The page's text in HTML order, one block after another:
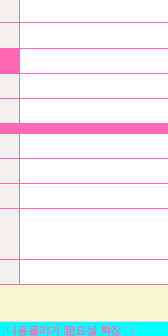
내용올리기 문요셉 학장|